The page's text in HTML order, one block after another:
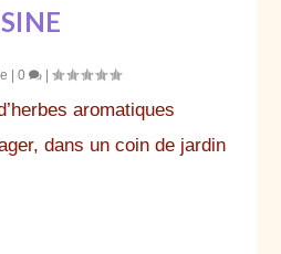
|0 |
aromatiques
dans un coin de jardin